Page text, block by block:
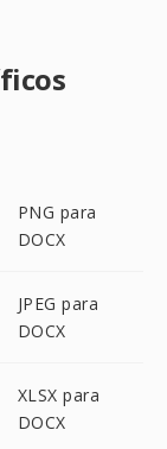
PNG para
DOCX
JPEG para
DOCX
XLSX para
DOCX